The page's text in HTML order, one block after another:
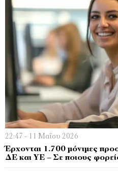
22:47 - 11 Μαΐου 2026
Έρχονται 1.700 μόνιμες
ΔΕ και ΥΕ – Σε ποιους